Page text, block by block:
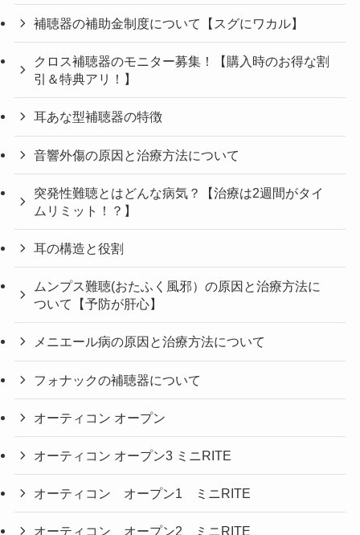
補聴器の補助金制度について【スグにワカル】
クロス補聴器のモニター募集！【購入時のお得な割
引＆特典アリ！】
耳あな型補聴器の特徴
音響外傷の原因と治療方法について
突発性難聴とはどんな病気？【治療は2週間がタイ
ムリミット！？】
耳の構造と役割
ムンプス難聴(おたふく風邪）の原因と治療方法に
ついて【予防が肝心】
メニエール病の原因と治療方法について
フォナックの補聴器について
オーティコン オープン
オーティコン オープン3 ミニRITE
オーティコン オープン1 ミニRITE
オーティコン オープン2 ミニRITE